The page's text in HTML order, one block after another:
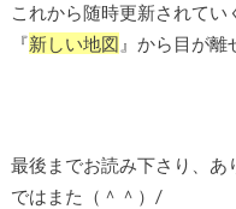
これから随時更新されてい
『新しい地図 』から目が離
最後までお読み下さり、あ
ではまた（＾＾）/